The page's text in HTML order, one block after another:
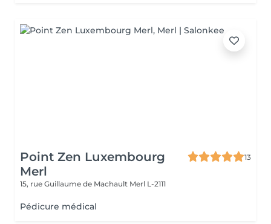
Point Zen Luxembourg
Merl
13
15, rue Guillaume de Machault Merl L-2111
Pédicure médical